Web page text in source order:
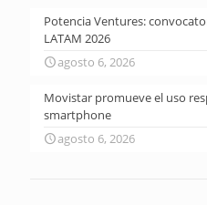
Potencia Ventures:
LATAM 2026
agosto 6, 2026
Movistar promueve el uso
smartphone
agosto 6, 2026